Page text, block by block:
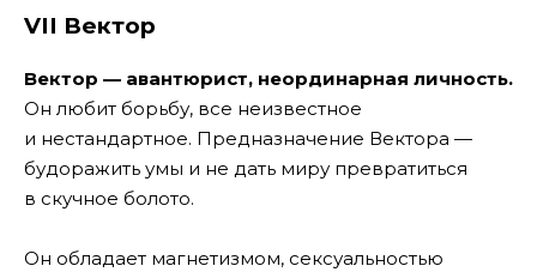
VII Вектор
Вектор — авантюрист, неординарная личность.
Он любит борьбу, все неизвестное
и нестандартное. Предназначение Вектора —
будоражить умы и не дать миру превратиться
в скучное болото.
Он обладает магнетизмом, сексуальностью